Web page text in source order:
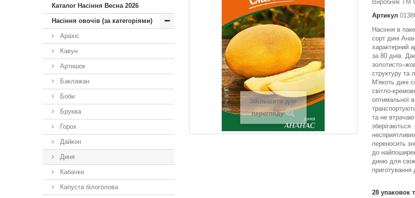
Каталог Насіння Весна 2026
Насіння овочів (за категоріями)
Арахіс
Кавун
Артишок
Баклажан
Боби
Бруква
Горох
Дайкон
Диня
Кабачки
Капуста білоголова
Збільшити для
перегляду
Виробник ТМ
Артикул
Насіння в
сорт дині
характерний
за 80 днів.
структуру та
М'якоть дині
світло-
оптимальної
та не
переносить
до
диню для
приготування
28 упаковок